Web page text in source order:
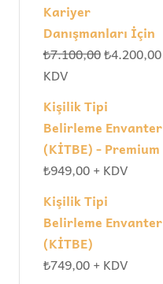
Kariyer
Danışmanları İçin
₺7.100,00Orijinal
₺4.200,00
KDV
Kişilik Tipi
Belirleme
(KİTBE) - Premium
₺949,00 + KDV
Kişilik Tipi
Belirleme
(KİTBE)
₺749,00 + KDV